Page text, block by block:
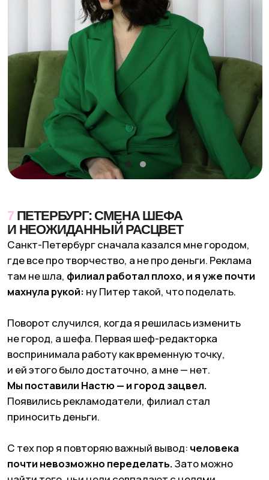
БЕЗ КОММЕРЦИИ
Стамбул стал единственным городом, гдеЩУКА
не смогла заработать. Аудитория — отличная,
Ника и Стефан стали локальными звездами, нам
присылали кружочки, благодарили, узнавали. Но
рекламодателей не было. Вообще.
Мы пробовали все: местных менеджеров,
продвижение. Но когда ресторан в туристическом
месте и так забит людьми, ему медиа не нужно. А
районные места живут за счет соседей.